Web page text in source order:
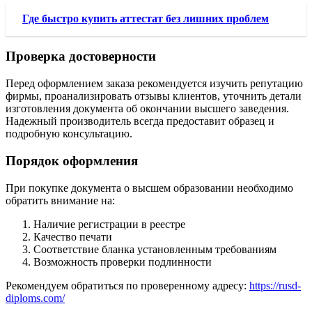
Где быстро купить аттестат без лишних проблем
Проверка достоверности
Перед оформлением заказа рекомендуется изучить репутацию
фирмы, проанализировать отзывы клиентов, уточнить детали
изготовления документа об окончании высшего заведения.
Надежный производитель всегда предоставит образец и
подробную консультацию.
Порядок оформления
При покупке документа о высшем образовании необходимо
обратить внимание на:
Наличие регистрации в реестре
Качество печати
Соответствие бланка установленным требованиям
Возможность проверки подлинности
Рекомендуем обратиться по проверенному адресу: https://rusd-
diploms.com/